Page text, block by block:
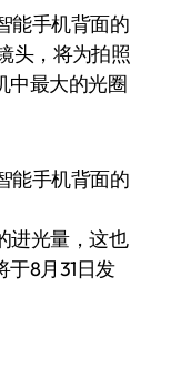
头，将为拍照
中最大的光圈
能手机背面的
进光量，这也
于8月31日发